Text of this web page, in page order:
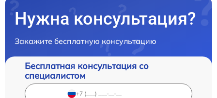
Нужна консультация?
Закажите бесплатную консультацию
Бесплатная консультация со
специалистом